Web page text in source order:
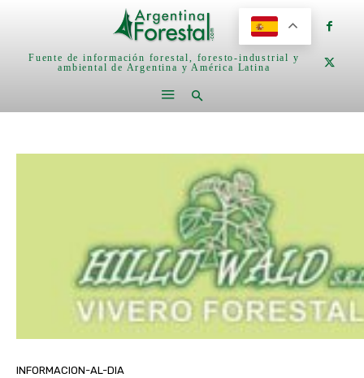
Fuente de información forestal, foresto-industrial y
ambiental de Argentina y América Latina
INFORMACION-AL-DIA